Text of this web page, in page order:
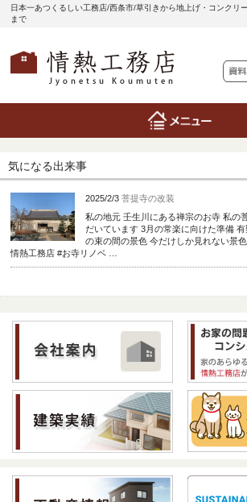
日本一あつくるしい工務店/西条市/草引きから地上げ・コンクリ
まで
気になる出来事
2025/2/3 菩提寺の改装
私の地元 壬生川にある禅宗のお寺 私の
だいています 3月の常楽に向けた準備
の束の間の景色 今だけしか見れない景
情熱工務店 #お寺リノベ …